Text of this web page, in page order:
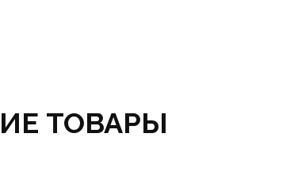
ТОВАРЫ